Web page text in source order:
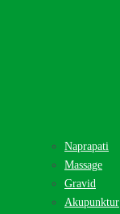
Naprapati
Massage
Gravid
Akupunktur